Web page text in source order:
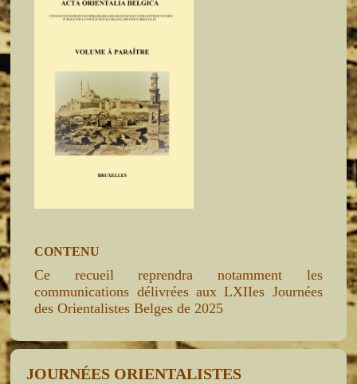
CONTENU
Ce recueil reprendra notamment les
communications délivrées aux LXIIes Journées
des Orientalistes Belges de 2025
JOURNÉES ORIENTALISTES